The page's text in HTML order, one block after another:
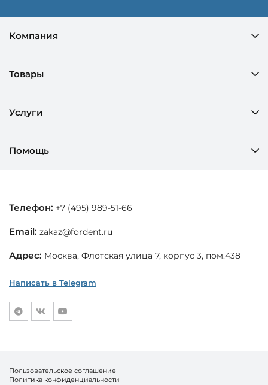
Компания
Товары
Услуги
Помощь
Телефон: +7 (495) 989-51-66
Email: zakaz@fordent.ru
Адрес: Москва, Флотская улица 7, корпус 3, пом.438
Написать в Telegram
Пользовательское соглашение
Политика конфиденциальности